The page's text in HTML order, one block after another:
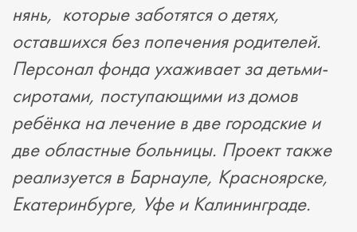
нянь, которые заботятся о детях,
оставшихся без попечения родителей.
Персонал фонда ухаживает за детьми-
сиротами, поступающими из домов
ребёнка на лечение в две городские и
две областные больницы. Проект также
реализуется в Барнауле, Красноярске,
Екатеринбурге, Уфе и Калининграде.